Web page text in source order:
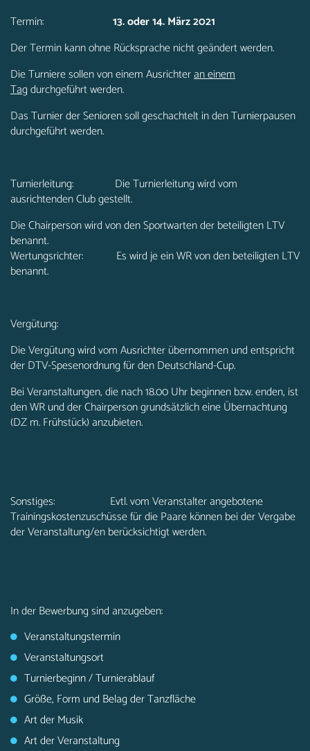
Termin: 13. oder 14. März 2021
Der Termin kann ohne Rücksprache nicht geändert werden.
Die Turniere sollen von einem Ausrichteran einem
Tagdurchgeführt werden.
Das Turnier der Senioren soll geschachtelt in den Turnierpausen
durchgeführt werden.
Turnierleitung: Die Turnierleitung wird vom
ausrichtenden Club gestellt.
Die Chairperson wird von den Sportwarten der beteiligten LTV
benannt.
Wertungsrichter: Es wird je ein WR von den beteiligten LTV
benannt.
Vergütung:
Die Vergütung wird vom Ausrichter übernommen und entspricht
der DTV-Spesenordnung für den Deutschland-Cup.
Bei Veranstaltungen, die nach 18.00 Uhr beginnen bzw. enden, ist
den WR und der Chairperson grundsätzlich eine Übernachtung
(DZ m. Frühstück) anzubieten.
Sonstiges: Evtl. vom Veranstalter angebotene
Trainingskostenzuschüsse für die Paare können bei der Vergabe
der Veranstaltung/en berücksichtigt werden.
In der Bewerbung sind anzugeben:
Veranstaltungstermin
Veranstaltungsort
Turnierbeginn / Turnierablauf
Größe, Form und Belag der Tanzfläche
Art der Musik
Art der Veranstaltung